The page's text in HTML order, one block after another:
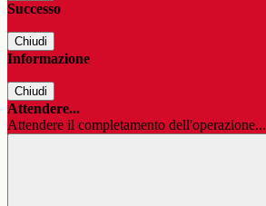
Successo
Chiudi
Informazione
Chiudi
Attendere...
Attendere il completamento dell'operazione...